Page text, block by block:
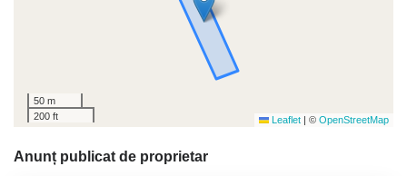
50 m
200 ft
Leaflet | © OpenStreetMap
Anunț publicat de proprietar